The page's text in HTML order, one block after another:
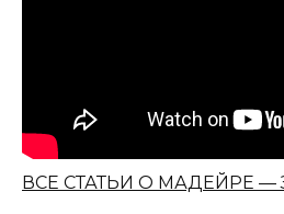
ВСЕ СТАТЬИ О МАДЕЙРЕ —